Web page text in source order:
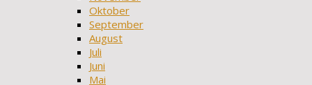
Oktober
September
August
Juli
Juni
Mai